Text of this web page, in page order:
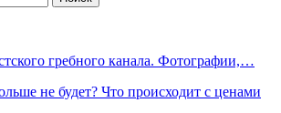
гребного канала. Фотографии,…
не будет? Что происходит с ценами